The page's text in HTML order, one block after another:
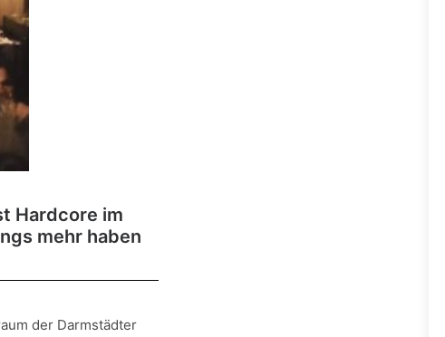
Hardcore im
mehr haben
der Darmstädter